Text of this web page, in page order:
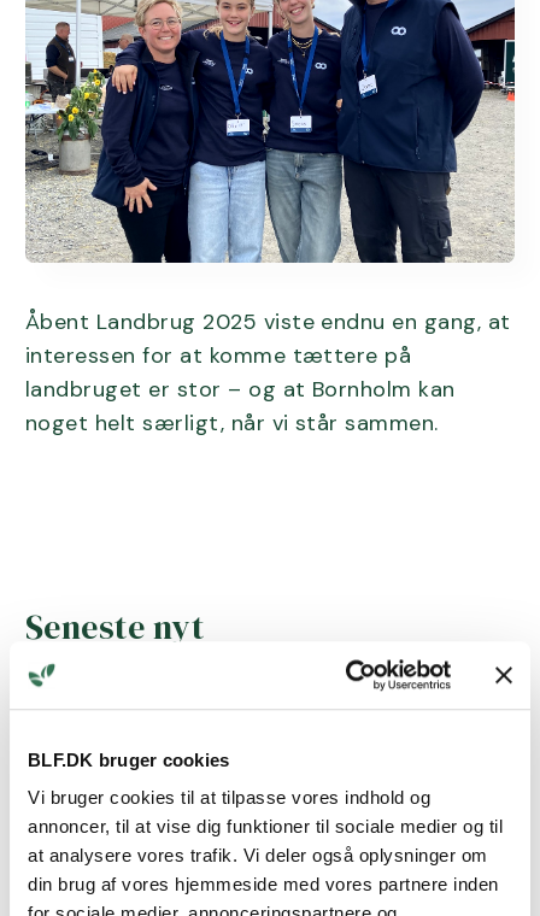
BLF.DK bruger cookies
Vi bruger cookies til at tilpasse vores indhold og
annoncer, til at vise dig funktioner til sociale medier og til
at analysere vores trafik. Vi deler også oplysninger om
din brug af vores hjemmeside med vores partnere inden
Åbent Landbrug 2025 viste endnu en gang, at
interessen for at komme tættere på
landbruget er stor – og at Bornholm kan
noget helt særligt, når vi står sammen.
Seneste nyt
Madglæde, fællesskab og lokale
råvarer på menuen
27.5.26